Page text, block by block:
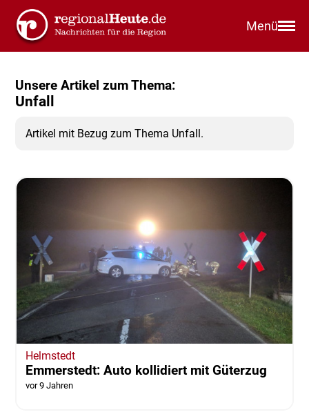
Menü
Unsere Artikel zum Thema:
Unfall
Artikel mit Bezug zum Thema Unfall.
Helmstedt
Emmerstedt: Auto kollidiert mit Güterzug
vor 9 Jahren